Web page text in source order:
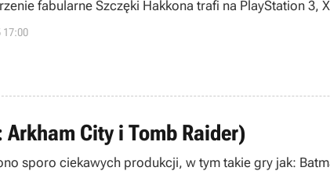
fabularne Szczęki Hakkona trafi na PlayStation 3,
17:00
City i Tomb Raider)
sporo ciekawych produkcji, w tym takie gry jak: